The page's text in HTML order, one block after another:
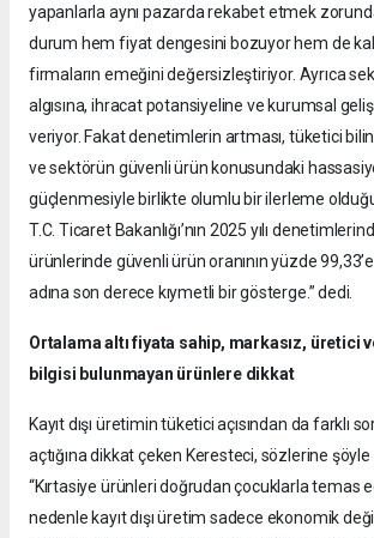
yapanlarla aynı pazarda rekabet etmek
durum hem fiyat dengesini bozuyor hem de
firmaların emeğini değersizleştiriyor. Ayrıca
algısına, ihracat potansiyeline ve kurumsal
veriyor. Fakat denetimlerin artması, tüketici
ve sektörün güvenli ürün konusundaki
güçlenmesiyle birlikte olumlu bir ilerleme
T.C. Ticaret Bakanlığı’nın 2025 yılı
ürünlerinde güvenli ürün oranının yüzde
adına son derece kıymetli bir gösterge.” dedi.
Ortalama altı fiyata sahip, markasız, üretici
bilgisi bulunmayan ürünlere dikkat
Kayıt dışı üretimin tüketici açısından da farklı
açtığına dikkat çeken Keresteci, sözlerine
“Kırtasiye ürünleri doğrudan çocuklarla temas
nedenle kayıt dışı üretim sadece ekonomik